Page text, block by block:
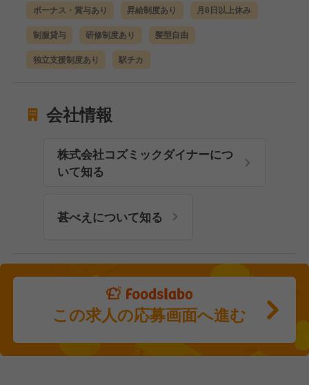
ボーナス・賞与あり 昇給制度あり 月8日以上休み
制服貸与 研修制度あり 髪型自由
独立支援制度あり 駅チカ
会社情報
株式会社コズミックダイナーにつ
いて知る
甚べえについて知る
この求人の応募画面へ進む